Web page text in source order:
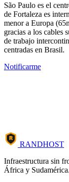
São Paulo es el
de Fortaleza es
menor a Europa
gracias a los cables
de trabajo
centradas en Brasil.
Notificarme
R
RANDHOST
Infraestructura sin
África y Sudamérica.